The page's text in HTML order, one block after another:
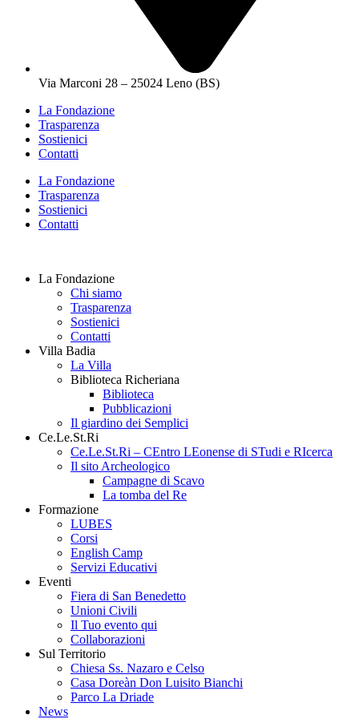
Via Marconi 28 – 25024 Leno (BS)
La Fondazione
Trasparenza
Sostienici
Contatti
La Fondazione
Trasparenza
Sostienici
Contatti
La Fondazione
Chi siamo
Trasparenza
Sostienici
Contatti
Villa Badia
La Villa
Biblioteca Richeriana
Biblioteca
Pubblicazioni
Il giardino dei Semplici
Ce.Le.St.Ri
Ce.Le.St.Ri – CEntro LEonense di STudi e RIcerca
Il sito Archeologico
Campagne di Scavo
La tomba del Re
Formazione
LUBES
Corsi
English Camp
Servizi Educativi
Eventi
Fiera di San Benedetto
Unioni Civili
Il Tuo evento qui
Collaborazioni
Sul Territorio
Chiesa Ss. Nazaro e Celso
Casa Doreàn Don Luisito Bianchi
Parco La Driade
News